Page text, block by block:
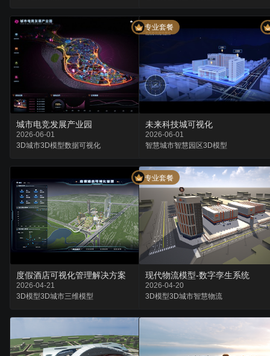
专业套餐
城市电竞发展产业园
2026-06-01
3D城市3D模型数据可视化
未来科技城可视化
2026-06-01
智慧城市智慧园区3D模型
专业套餐
度假酒店可视化管理解决方案
2026-04-21
3D模型3D城市三维模型
现代物流模型-数字孪生系统
2026-04-20
3D模型3D城市智慧物流